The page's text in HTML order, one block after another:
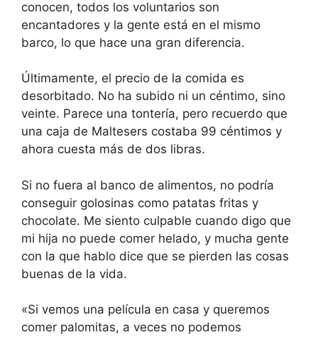
conocen, todos los voluntarios son
encantadores y la gente está en el mismo
barco, lo que hace una gran diferencia.
Últimamente, el precio de la comida es
desorbitado. No ha subido ni un céntimo, sino
veinte. Parece una tontería, pero recuerdo que
una caja de Maltesers costaba 99 céntimos y
ahora cuesta más de dos libras.
Si no fuera al banco de alimentos, no podría
conseguir golosinas como patatas fritas y
chocolate. Me siento culpable cuando digo que
mi hija no puede comer helado, y mucha gente
con la que hablo dice que se pierden las cosas
buenas de la vida.
«Si vemos una película en casa y queremos
comer palomitas, a veces no podemos